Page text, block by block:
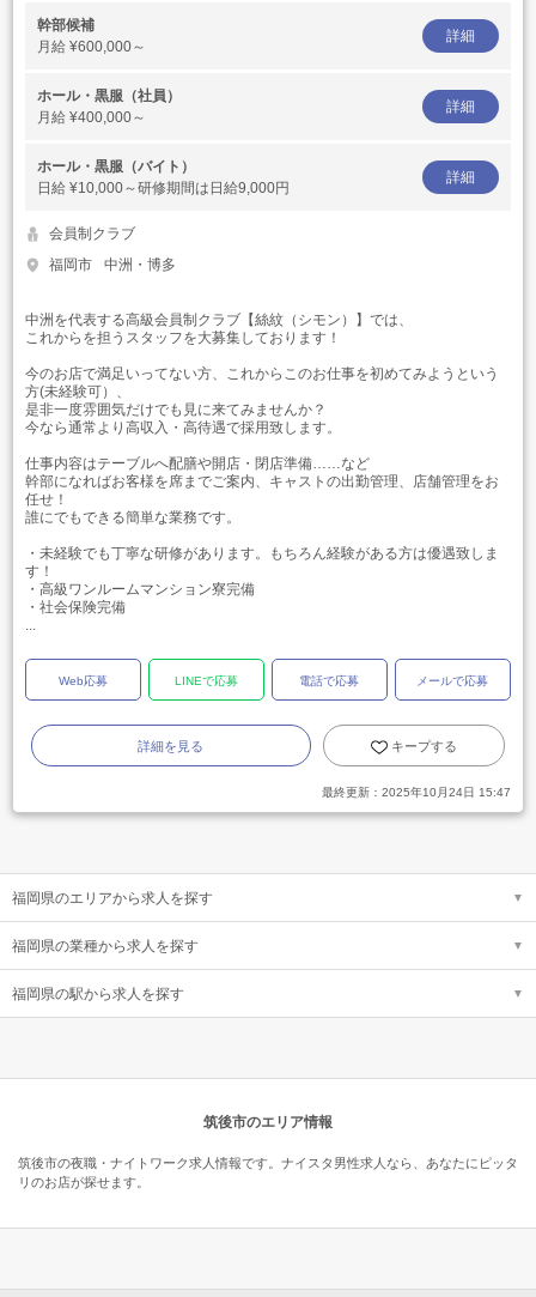
幹部候補
月給 ¥600,000～
詳細
ホール・黒服（社員）
月給 ¥400,000～
詳細
ホール・黒服（バイト）
日給 ¥10,000～研修期間は日給9,000円
詳細
会員制クラブ
福岡市
中洲・博多
中洲を代表する高級会員制クラブ【絲紋（シモン）】では、
これからを担うスタッフを大募集しております！
今のお店で満足いってない方、これからこのお仕事を初めてみようという
方(未経験可）、
是非一度雰囲気だけでも見に来てみませんか？
今なら通常より高収入・高待遇で採用致します。
仕事内容はテーブルへ配膳や開店・閉店準備……など
幹部になればお客様を席までご案内、キャストの出勤管理、店舗管理をお
任せ！
誰にでもできる簡単な業務です。
・未経験でも丁寧な研修があります。もちろん経験がある方は優遇致しま
す！
・高級ワンルームマンション寮完備
・社会保険完備
...
Web応募 LINEで応募 電話で応募 メールで応募
詳細を見る キープする
最終更新： 2025年10月24日 15:47
福岡県のエリアから求人を探す
福岡県の業種から求人を探す
福岡県の駅から求人を探す
筑後市のエリア情報
筑後市の夜職・ナイトワーク求人情報です。ナイスタ男性求人なら、あなたにピッタ
リのお店が探せます。